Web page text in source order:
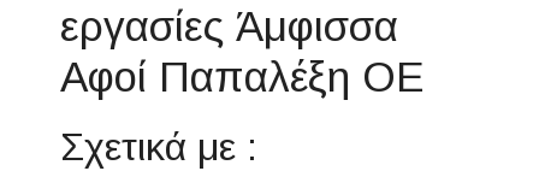
εργασίες Άμφισσα
Αφοί Παπαλέξη ΟΕ
Σχετικά με :